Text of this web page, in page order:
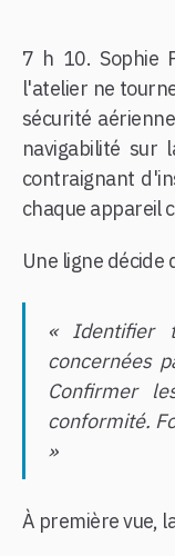
7 h 10. Sophie
l'atelier ne
sécurité
navigabilité sur
contraignant
chaque appareil
Une ligne décide
« Identifier
concernées
Confirmer
conformité.
»
À première vue,